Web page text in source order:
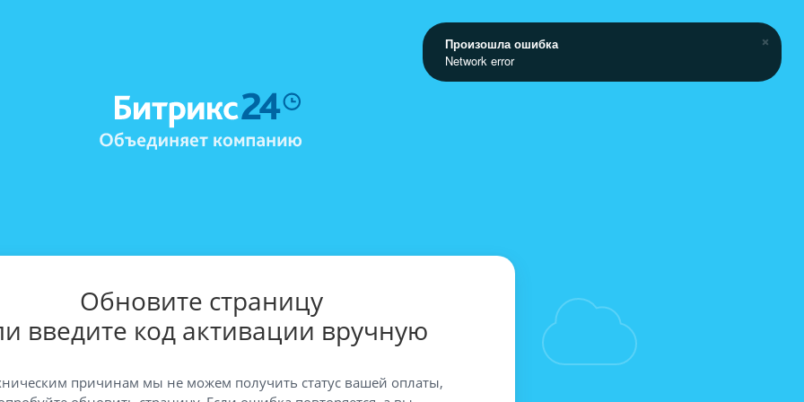
Обновите страницу
введите код активации вручную
причинам мы не можем получить статус вашей оплаты,
Произошла ошибка
Network error